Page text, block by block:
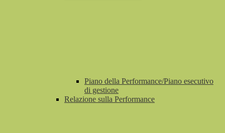
Piano della Performance/Piano esecutivo
di gestione
Relazione sulla Performance